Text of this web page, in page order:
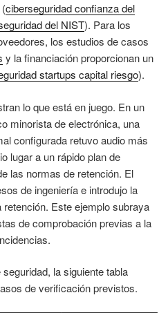
ciberseguridad confianza del
del NIST). Para los
los estudios de casos
y la financiación proporcionan un
startups capital riesgo).
lo que está en juego. En un
minorista de electrónica, una
configurada retuvo audio más
lugar a un rápido plan de
las normas de retención. El
de ingeniería e introdujo la
Este ejemplo subraya
de comprobación previas a la
la siguiente tabla
de verificación previstos.